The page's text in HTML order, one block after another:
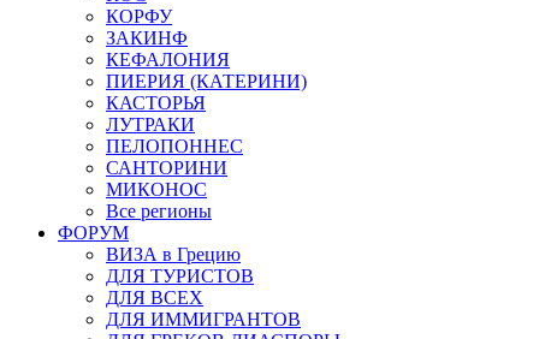
КОРФУ
ЗАКИНФ
КЕФАЛОНИЯ
ПИЕРИЯ (КАТЕРИНИ)
КАСТОРЬЯ
ЛУТРАКИ
ПЕЛОПОННЕС
САНТОРИНИ
МИКОНОС
Все регионы
ФОРУМ
ВИЗА в Грецию
ДЛЯ ТУРИСТОВ
ДЛЯ ВСЕХ
ДЛЯ ИММИГРАНТОВ